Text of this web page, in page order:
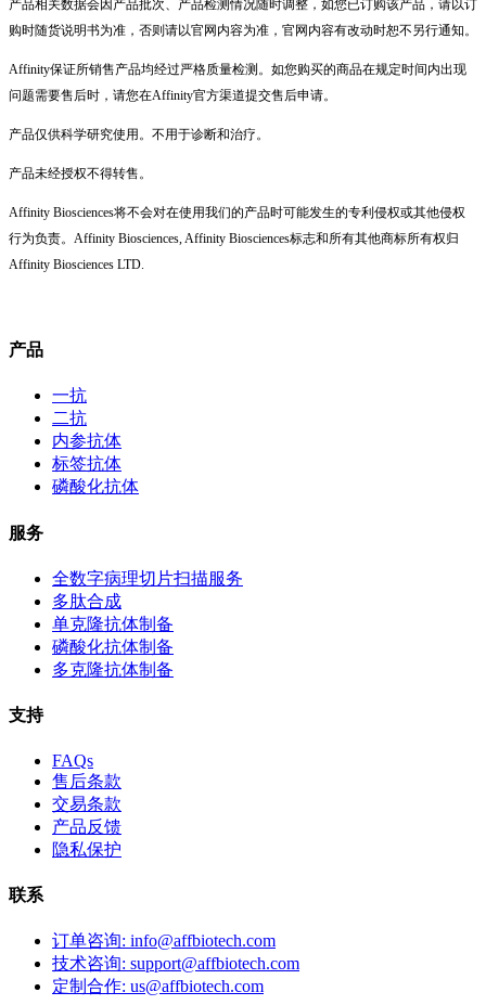
产品相关数据会因产品批次、产品检测情况随时调整，如您已订购该产品，请以订
购时随货说明书为准，否则请以官网内容为准，官网内容有改动时恕不另行通知。
Affinity保证所销售产品均经过严格质量检测。如您购买的商品在规定时间内出现
问题需要售后时，请您在Affinity官方渠道提交售后申请。
产品仅供科学研究使用。不用于诊断和治疗。
产品未经授权不得转售。
Affinity Biosciences将不会对在使用我们的产品时可能发生的专利侵权或其他侵权
行为负责。Affinity Biosciences, Affinity Biosciences标志和所有其他商标所有权归
Affinity Biosciences LTD.
产品
一抗
二抗
内参抗体
标签抗体
磷酸化抗体
服务
全数字病理切片扫描服务
多肽合成
单克隆抗体制备
磷酸化抗体制备
多克隆抗体制备
支持
FAQs
售后条款
交易条款
产品反馈
隐私保护
联系
订单咨询: info@affbiotech.com
技术咨询: support@affbiotech.com
定制合作: us@affbiotech.com